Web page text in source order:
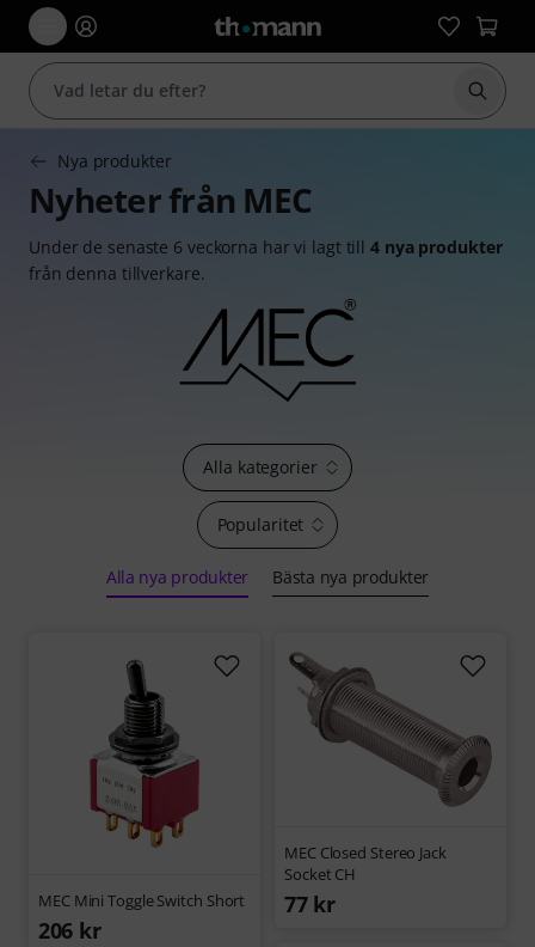
Börja
Nya produkter
Nyheter från MEC
Under de senaste 6 veckorna har vi lagt till4 nya produkter
från denna tillverkare.
Popularitet
Alla kategorier
Alla nya produkter Bästa nya produkter
MEC Mini Toggle Switch Short
206 kr
MEC Closed Stereo Jack
Socket CH
77 kr